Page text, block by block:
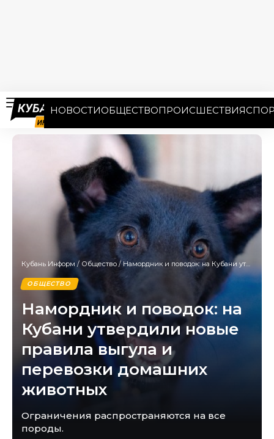
НОВОСТИОБЩЕСТВОПРОИСШЕСТВИЯ
Кубань Информ / Общество /Намордник и поводок: на Кубани утвердили новые правила выгула и перевозки домашних животных
ОБЩЕСТВО
Намордник и поводок: на
Кубани утвердили новые
правила выгула и
перевозки домашних
животных
Ограничения распространяются на все
породы.